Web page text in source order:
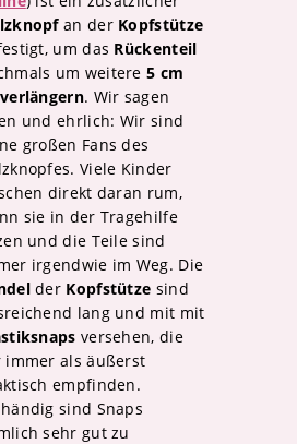
an der Kopfstütze
um das Rückenteil
um weitere5 cm
verlängern. Wir sagen
und ehrlich: Wir sind
großen Fans des
Viele Kinder
direkt daran rum,
sie in der Tragehilfe
und die Teile sind
irgendwie im Weg. Die
der Kopfstütze sind
lang und mit mit
versehen, die
immer als äußerst
empfinden.
sind Snaps
sehr gut zu